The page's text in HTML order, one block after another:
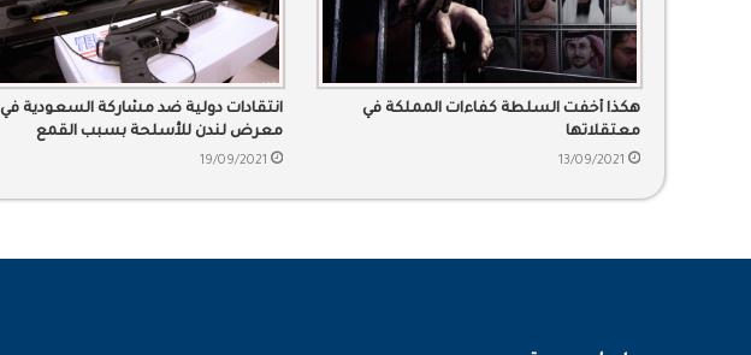
هكذا أخفت السلطة كفاءات المملكة في
معتقلاتها
13/09/2021
انتقادات دولية ضد مشاركة السعودية في
معرض لندن للأسلحة بسبب القمع
19/09/2021